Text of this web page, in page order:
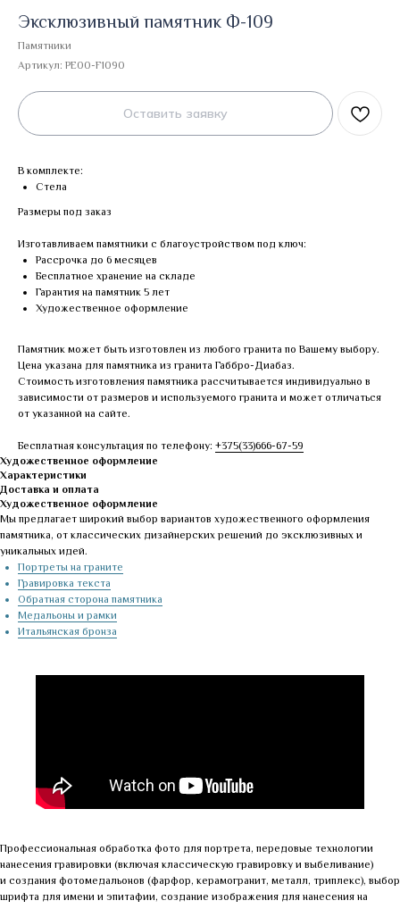
Эксклюзивный памятник Ф-109
Памятники
Артикул: PE00-F1090
Оставить заявку
В комплекте:
Стела
Размеры под заказ
Изготавливаем памятники с благоустройством под ключ:
Рассрочка до 6 месяцев
Бесплатное хранение на складе
Гарантия на памятник 5 лет
Художественное оформление
Памятник может быть изготовлен из любого гранита по Вашему выбору.
Цена указана для памятника из гранита Габбро-Диабаз.
Стоимость изготовления памятника рассчитывается индивидуально в
зависимости от размеров и используемого гранита и может отличаться
от указанной на сайте.
Бесплатная консультация по телефону: +375(33)666-67-59
Художественное оформление
Характеристики
Доставка и оплата
Художественное оформление
Мы предлагает широкий выбор вариантов художественного оформления
памятника, от классических дизайнерских решений до эксклюзивных и
уникальных идей.
Портреты на граните
Гравировка текста
Обратная сторона памятника
Медальоны и рамки
Итальянская бронза
Профессиональная обработка фото для портрета, передовые технологии
нанесения гравировки (включая классическую гравировку и выбеливание)
и создания фотомедальонов (фарфор, керамогранит, металл, триплекс), выбор
шрифта для имени и эпитафии, создание изображения для нанесения на